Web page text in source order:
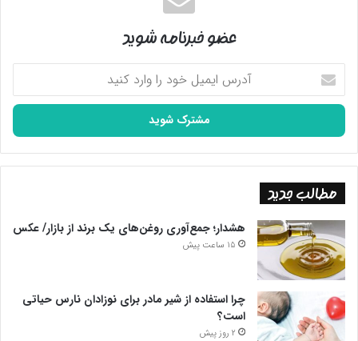
عضو خبرنامه شوید
آدرس
ایمیل
خود
وارد
کنید
مطالب جدید
هشدار؛ جمع‌آوری روغن‌های یک برند از بازار/ عکس
15 ساعت پیش
چرا استفاده از شیر مادر برای نوزادان نارس حیاتی
است؟
2 روز پیش